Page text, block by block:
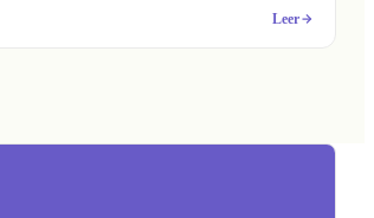
Leer